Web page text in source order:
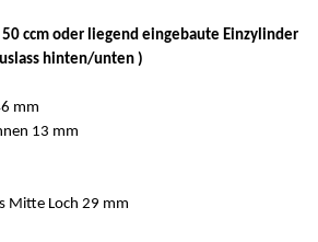
ccm oder liegend eingebaute Einzylinder
hinten/unten )
mm
13 mm
Mitte Loch 29 mm